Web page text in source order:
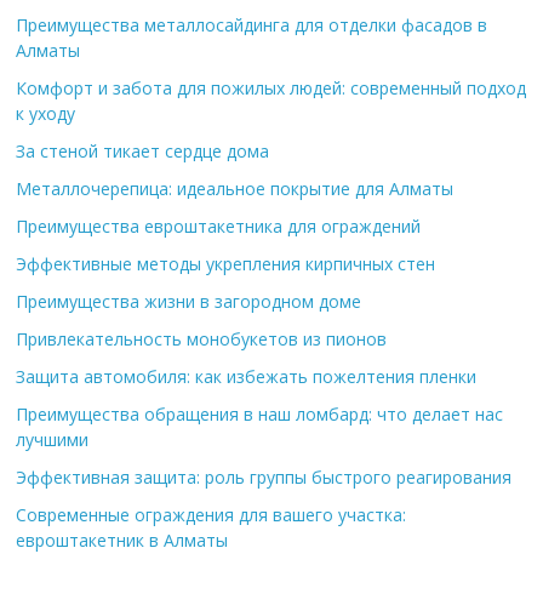
Преимущества металлосайдинга для отделки фасадов в
Алматы
Комфорт и забота для пожилых людей: современный подход
к уходу
За стеной тикает сердце дома
Металлочерепица: идеальное покрытие для Алматы
Преимущества евроштакетника для ограждений
Эффективные методы укрепления кирпичных стен
Преимущества жизни в загородном доме
Привлекательность монобукетов из пионов
Защита автомобиля: как избежать пожелтения пленки
Преимущества обращения в наш ломбард: что делает нас
лучшими
Эффективная защита: роль группы быстрого реагирования
Современные ограждения для вашего участка:
евроштакетник в Алматы